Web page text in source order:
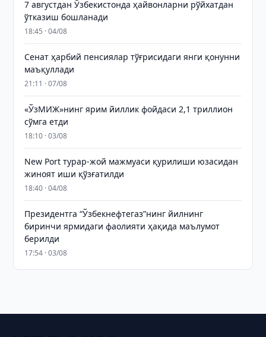
7 августдан Ўзбекистонда ҳайвонларни рўйхатдан
ўтказиш бошланади
18:45 · 04/08
Сенат ҳарбий пенсиялар тўғрисидаги янги қонунни
маъқуллади
21:11 · 07/08
«ЎзМИЖ»нинг ярим йиллик фойдаси 2,1 триллион
сўмга етди
18:10 · 03/08
New Port турар-жой мажмуаси қурилиши юзасидан
жиноят иши қўзғатилди
18:40 · 04/08
Президентга “Ўзбекнефтегаз”нинг йилнинг
биринчи ярмидаги фаолияти ҳақида маълумот
берилди
17:54 · 03/08